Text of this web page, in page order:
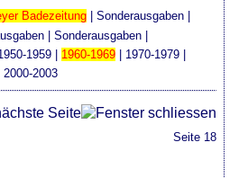
Badezeitung |Sonderausgaben
|Sonderausgaben |
1959 | 1960-1969 | 1970-1979 |
2000-2003
Seite 18